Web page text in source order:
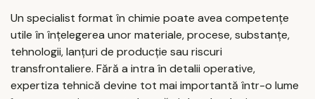
Un specialist format în chimie poate avea competențe
utile în înțelegerea unor materiale, procese, substanțe,
tehnologii, lanțuri de producție sau riscuri
transfrontaliere. Fără a intra în detalii operative,
expertiza tehnică devine tot mai importantă într-o lume